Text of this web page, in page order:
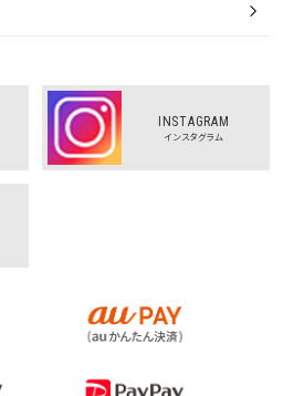
INSTAGRAM
インスタグラム